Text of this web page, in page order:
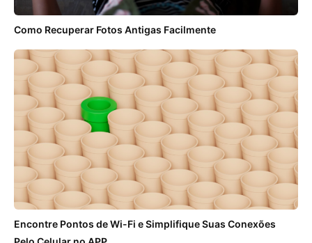
Como Recuperar Fotos Antigas Facilmente
Encontre Pontos de Wi-Fi e Simplifique Suas Conexões